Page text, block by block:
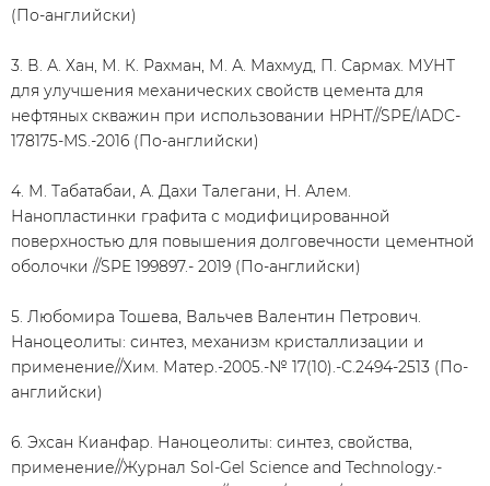
(По-английски)
3. В. А. Хан, М. К. Рахман, М. А. Махмуд, П. Сармах. МУНТ
для улучшения механических свойств цемента для
нефтяных скважин при использовании HPHT//SPE/IADC-
178175-MS.-2016 (По-английски)
4. М. Табатабаи, А. Дахи Талегани, Н. Алем.
Нанопластинки графита с модифицированной
поверхностью для повышения долговечности цементной
оболочки //SPE 199897.- 2019 (По-английски)
5. Любомира Тошева, Вальчев Валентин Петрович.
Наноцеолиты: синтез, механизм кристаллизации и
применение//Хим. Матер.-2005.-№ 17(10).-С.2494-2513 (По-
английски)
6. Эхсан Кианфар. Наноцеолиты: синтез, свойства,
применение//Журнал Sol-Gel Science and Technology.-